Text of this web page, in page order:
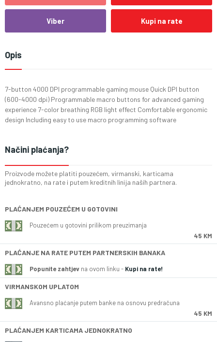
Viber Kupi na rate
Opis
7-button 4000 DPI programmable gaming mouse Quick DPI button
(600-4000 dpi) Programmable macro buttons for advanced gaming
experience 7-color breathing RGB light effect Comfortable ergonomic
design Including easy to use macro programming software
Načini plaćanja?
Proizvode možete platiti pouzećem, virmanski, karticama
jednokratno, na rate i putem kreditnih linija naših partnera.
PLAĆANJEM POUZEĆEM U GOTOVINI
Pouzećem u gotovini prilikom preuzimanja
45 KM
PLAĆANJE NA RATE PUTEM PARTNERSKIH BANAKA
Popunite zahtjev na ovom linku - Kupi na rate!
VIRMANSKOM UPLATOM
Avansno plaćanje putem banke na osnovu predračuna
45 KM
PLAĆANJEM KARTICAMA JEDNOKRATNO